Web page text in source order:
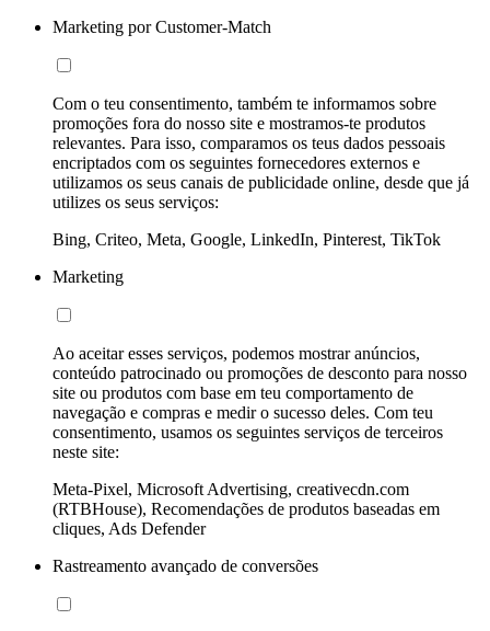
Marketing por Customer-Match
Com o teu consentimento, também te informamos sobre
promoções fora do nosso site e mostramos-te produtos
relevantes. Para isso, comparamos os teus dados pessoais
encriptados com os seguintes fornecedores externos e
utilizamos os seus canais de publicidade online, desde que já
utilizes os seus serviços:
Bing, Criteo, Meta, Google, LinkedIn, Pinterest, TikTok
Marketing
Ao aceitar esses serviços, podemos mostrar anúncios,
conteúdo patrocinado ou promoções de desconto para nosso
site ou produtos com base em teu comportamento de
navegação e compras e medir o sucesso deles. Com teu
consentimento, usamos os seguintes serviços de terceiros
neste site:
Meta-Pixel, Microsoft Advertising, creativecdn.com
(RTBHouse), Recomendações de produtos baseadas em
cliques, Ads Defender
Rastreamento avançado de conversões